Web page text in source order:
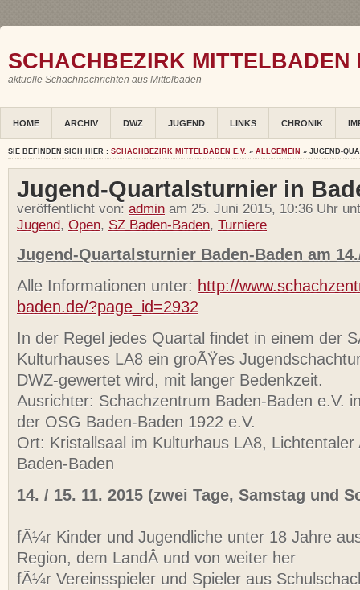
SCHACHBEZIRK MITTELBADEN
aktuelle Schachnachrichten aus Mittelbaden
HOME ARCHIV DWZ JUGEND LINKS CHRONIK
SIE BEFINDEN SICH HIER : SCHACHBEZIRK MITTELBADEN E.V. » ALLGEMEIN » JUGEND-
Jugend-Quartalsturnier in
veröffentlicht von: admin am 25. Juni 2015, 10:36 Uhr
Jugend, Open, SZ Baden-Baden, Turniere
Jugend-Quartalsturnier Baden-Baden am
Alle Informationen unter: http://
baden.de/?page_id=2932
In der Regel jedes Quartal findet in einem der
Kulturhauses LA8 ein groÃŸes
DWZ-gewertet wird, mit langer Bedenkzeit.
Ausrichter: Schachzentrum Baden-Baden e.V.
der OSG Baden-Baden 1922 e.V.
Ort: Kristallsaal im Kulturhaus LA8, Lichtentaler
Baden-Baden
14. / 15. 11. 2015 (zwei Tage, Samstag und
fÃ¼r Kinder und Jugendliche unter 18 Jahre
Region, dem LandÂ und von weiter her
fÃ¼r Vereinsspieler und Spieler aus